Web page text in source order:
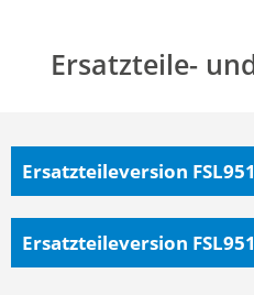
Ersatzteile-
Ersatzteileversion
Ersatzteileversion